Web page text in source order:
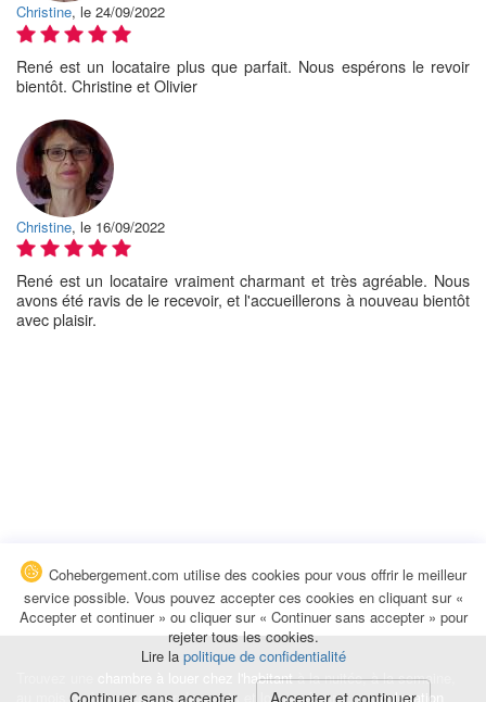
Christine, le 24/09/2022
René est un locataire plus que parfait. Nous espérons le revoir
bientôt. Christine et Olivier
Christine, le 16/09/2022
René est un locataire vraiment charmant et très agréable. Nous
avons été ravis de le recevoir, et l'accueillerons à nouveau bientôt
avec plaisir.
chambre à louer chez l'habitantà la nuitée, à la semaine,
au mois ou à l'année pour de courts et longs séjours, unecolocation
Cohebergement.com utilise des cookies pour vous offrir le meilleur
service possible. Vous pouvez accepter ces cookies en cliquant sur «
Accepter et continuer » ou cliquer sur « Continuer sans accepter » pour
rejeter tous les cookies.
Lire la politique de confidentialité
Continuer sans accepter Accepter et continuer